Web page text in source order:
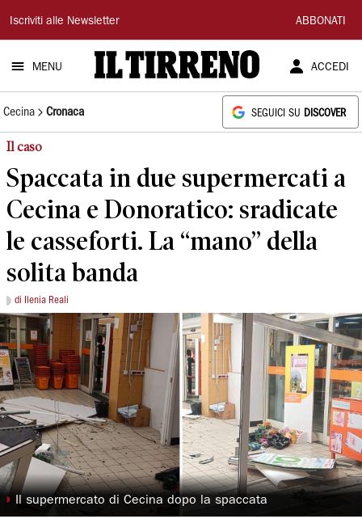
Il
Tirreno
Iscriviti alle Newsletter ABBONATI
MENU ACCEDI
Cecina Cronaca SEGUICI SU DISCOVER
Il caso
Spaccata in due supermercati a
Cecina e Donoratico: sradicate
le casseforti. La “mano” della
solita banda
di Ilenia Reali
◗ Il supermercato di Cecina dopo la spaccata